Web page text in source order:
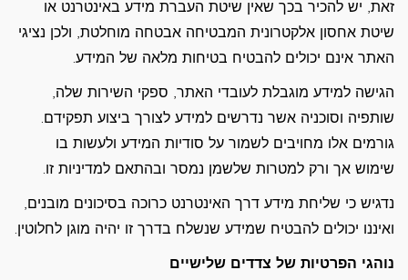
זאת, יש להכיר בכך שאין שיטת העברת מידע באינטרנט או
שיטת אחסון אלקטרונית המבטיחה אבטחה מוחלטת, ולכן נציגי
האתר אינם יכולים להבטיח בטיחות מלאה של המידע.
הגישה למידע מוגבלת לעובדי האתר, ספקי השירות שלה,
שותפיה וסוכניה אשר נדרשים למידע לצורך ביצוע תפקידם.
גורמים אלו מחויבים לשמור על סודיות המידע ולעשות בו
שימוש אך ורק למטרות שלשמן נמסר ובהתאם למדיניות זו.
נדגיש כי שליחת מידע דרך האינטרנט כרוכה בסיכונים מובנים,
ואיננו יכולים להבטיח שמידע שנשלח בדרך זו יהיה מוגן לחלוטין.
נוהגי הפרטיות של צדדים שלישיים